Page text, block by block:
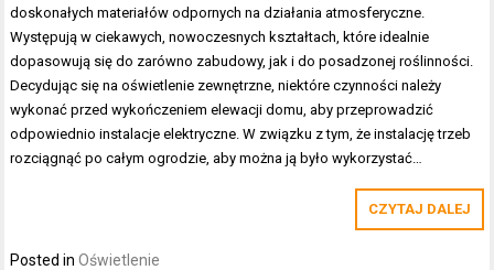
doskonałych materiałów odpornych na działania atmosferyczne.
Występują w ciekawych, nowoczesnych kształtach, które idealnie
dopasowują się do zarówno zabudowy, jak i do posadzonej roślinności.
Decydując się na oświetlenie zewnętrzne, niektóre czynności należy
wykonać przed wykończeniem elewacji domu, aby przeprowadzić
odpowiednio instalacje elektryczne. W związku z tym, że instalację trzeb
rozciągnąć po całym ogrodzie, aby można ją było wykorzystać…
CZYTAJ DALEJ
Posted inOświetlenie